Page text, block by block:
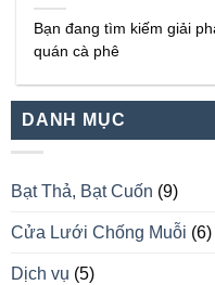
Bạn đang tìm kiếm giải
quán cà phê
DANH MỤC
Bạt Thả, Bạt Cuốn (9)
Cửa Lưới Chống Muỗi (6)
Dịch vụ (5)